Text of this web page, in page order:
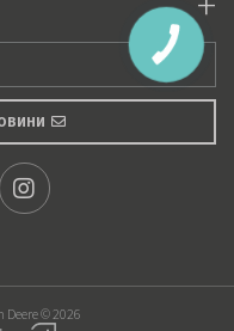
Deere © 2026